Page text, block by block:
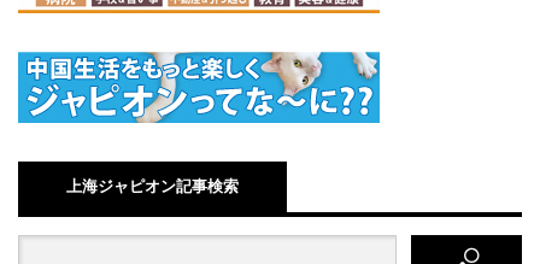
上海ジャピオン記事検索